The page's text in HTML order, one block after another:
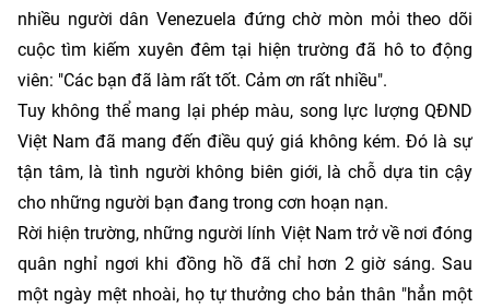
nhiều người dân Venezuela đứng chờ mòn mỏi theo dõi
cuộc tìm kiếm xuyên đêm tại hiện trường đã hô to động
viên: "Các bạn đã làm rất tốt. Cảm ơn rất nhiều".
Tuy không thể mang lại phép màu, song lực lượng QĐND
Việt Nam đã mang đến điều quý giá không kém. Đó là sự
tận tâm, là tình người không biên giới, là chỗ dựa tin cậy
cho những người bạn đang trong cơn hoạn nạn.
Rời hiện trường, những người lính Việt Nam trở về nơi đóng
quân nghỉ ngơi khi đồng hồ đã chỉ hơn 2 giờ sáng. Sau
một ngày mệt nhoài, họ tự thưởng cho bản thân "hẳn một